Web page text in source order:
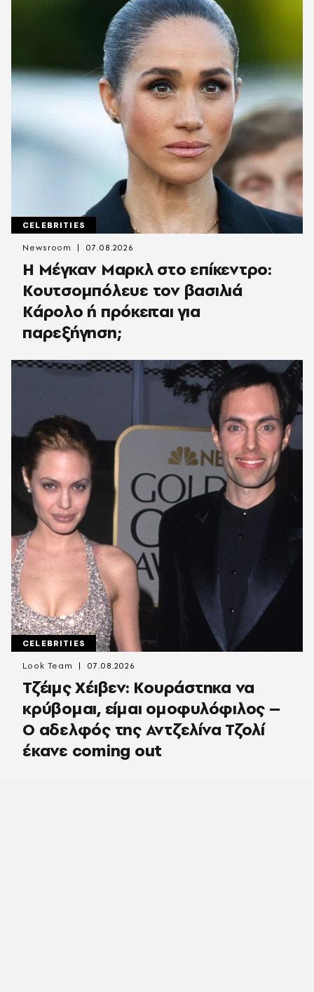
CELEBRITIES
Η Μέγκαν Μαρκλ στο επίκεντρο:
Κουτσομπόλευε τον βασιλιά
Κάρολο ή πρόκειται για
παρεξήγηση;
Newsroom 07.08.2026
CELEBRITIES
Τζέιμς Χέιβεν: Κουράστηκα να
κρύβομαι, είμαι ομοφυλόφιλος –
Ο αδελφός της Αντζελίνα Τζολί
έκανε coming out
Look Team 07.08.2026